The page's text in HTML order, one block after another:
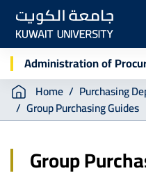
Skip
main
contentAdministration of
Breadcrumb
Home
Purchasing
Group Purchasing Guides
Group